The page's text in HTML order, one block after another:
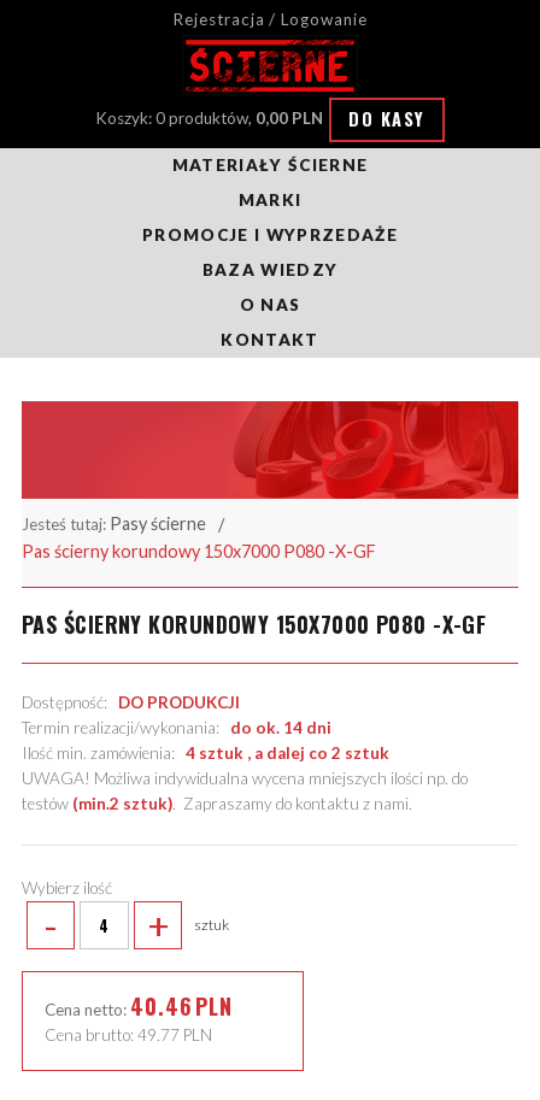
Rejestracja / Logowanie
Koszyk: 0 produktów, 0,00 PLN DO KASY
MATERIAŁY ŚCIERNE
MARKI
PROMOCJE I WYPRZEDAŻE
BAZA WIEDZY
O NAS
KONTAKT
Jesteś tutaj: Pasy ścierne
Pas ścierny korundowy 150x7000 P080 -X-GF
PAS ŚCIERNY KORUNDOWY 150X7000 P080 -X-GF
Dostępność: DO PRODUKCJI
Termin realizacji/wykonania: do ok. 14 dni
Ilość min. zamówienia: 4 sztuk , a dalej co 2 sztuk
UWAGA! Możliwa indywidualna wycena mniejszych ilości np. do
testów (min.2 sztuk). Zapraszamy do kontaktu z nami.
Wybierz ilość
- + sztuk
Cena netto: 40.46PLN
Cena brutto: 49.77 PLN